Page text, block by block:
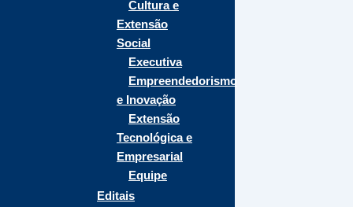
Cultura e
Extensão
Social
Executiva
Empreendedorismo
e Inovação
Extensão
Tecnológica e
Empresarial
Equipe
Editais